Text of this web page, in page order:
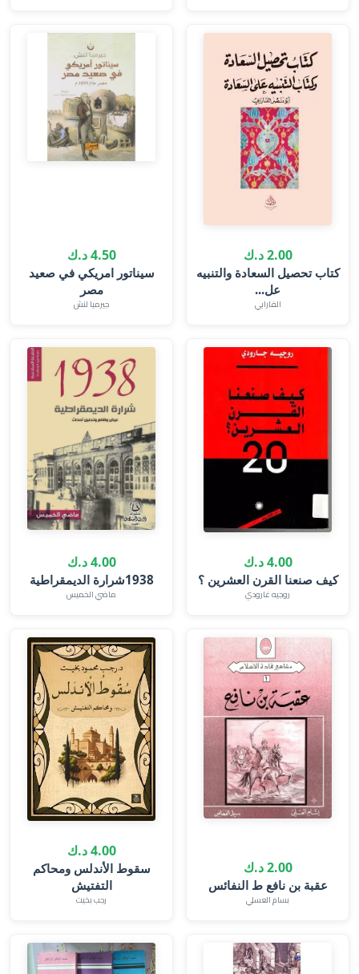
2.00 د.ك
كتاب تحصيل السعادة والتنبيه
عل...
الفارابي
4.50 د.ك
سيناتور امريكي في صعيد
مصر
جيرميا لنش
4.00 د.ك
كيف صنعنا القرن العشرين ؟
‫روجيه غارودي
4.00 د.ك
1938شرارة الديمقراطية
ماضي الخميس
2.00 د.ك
عقبة بن نافع ط النفائس
بسام العسلي
4.00 د.ك
سقوط الأندلس ومحاكم
التفتيش
رجب بخيت